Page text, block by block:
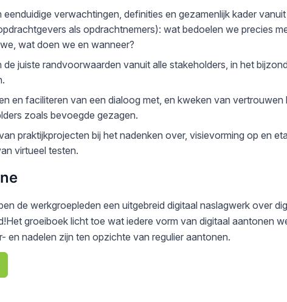
verwachtingen, definities en gezamenlijk kader
als opdrachtnemers): wat bedoelen we precies
wat doen we en wanneer?
juiste randvoorwaarden vanuit alle stakeholders, in het
en faciliteren van een dialoog met, en kweken van vertrouwen
zoals bevoegde gezagen.
praktijkprojecten bij het nadenken over, visievorming op en
virtueel testen.
de werkgroepleden een uitgebreid digitaal naslagwerk over
groeiboek licht toe wat iedere vorm van digitaal aantonen
en nadelen zijn ten opzichte van regulier aantonen.